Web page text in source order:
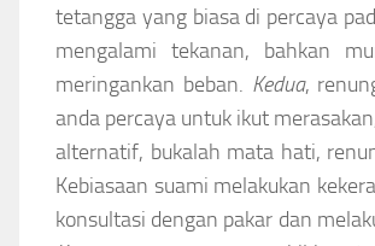
tetangga yang biasa di percaya
mengalami tekanan, bahkan
meringankan beban. Kedua,
anda percaya untuk ikut
alternatif, bukalah mata hati,
Kebiasaan suami melakukan
konsultasi dengan pakar dan